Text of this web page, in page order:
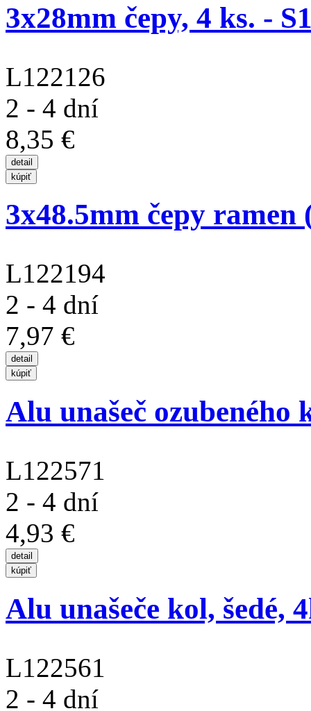
3x28mm čepy, 4 ks. -
L122126
2 - 4 dní
8,35 €
3x48.5mm čepy ramen
L122194
2 - 4 dní
7,97 €
Alu unašeč ozubeného
L122571
2 - 4 dní
4,93 €
Alu unašeče kol, šedé,
L122561
2 - 4 dní